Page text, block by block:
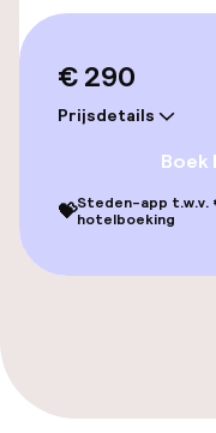
Voor
Entertainment
Gratis wifi
TV lounge
€ 290
Prijsdetails
Boek
💝Steden-app t.w.v.
hotelboeking